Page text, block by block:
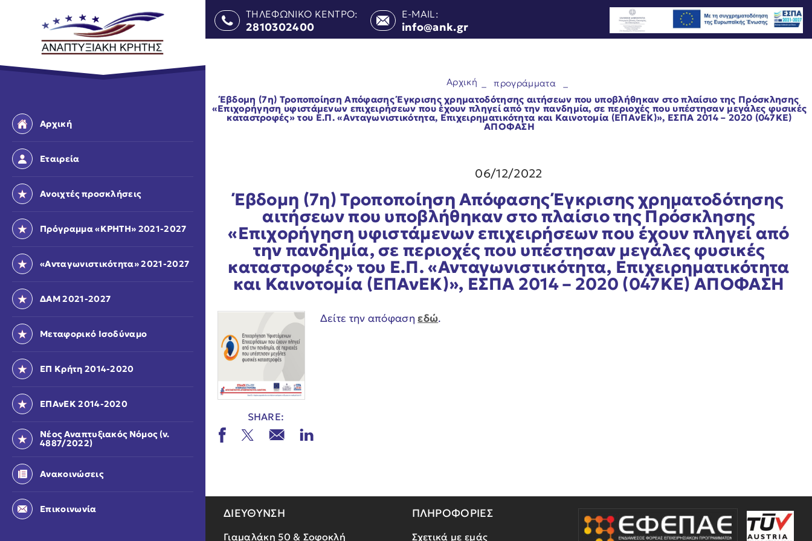
Αρχική
Εταιρεία
Ανοιχτές προσκλήσεις
Πρόγραμμα «ΚΡΗΤΗ» 2021-2027
«Ανταγωνιστικότητα» 2021-2027
ΔΑΜ 2021-2027
Μεταφορικό Ισοδύναμο
ΕΠ Κρήτη 2014-2020
ΕΠΑνΕΚ 2014-2020
Νέος Αναπτυξιακός Νόμος (ν.
4887/2022)
Ανακοινώσεις
Επικοινωνία
ΤΗΛΕΦΩΝΙΚΟ ΚΕΝΤΡΟ:
2810302400
E-MAIL:
info@ank.gr
Αρχική προγράμματα
Έβδομη (7η) Τροποποίηση Απόφασης Έγκρισης χρηματοδότησης αιτήσεων που υποβλήθηκαν στο πλαίσιο της Πρόσκλησης
«Επιχορήγηση υφιστάμενων επιχειρήσεων που έχουν πληγεί από την πανδημία, σε περιοχές που υπέστησαν μεγάλες φυσικές
καταστροφές» του Ε.Π. «Ανταγωνιστικότητα, Επιχειρηματικότητα και Καινοτομία (ΕΠΑνΕΚ)», ΕΣΠΑ 2014 – 2020 (047ΚΕ)
ΑΠΟΦΑΣΗ
06/12/2022
Έβδομη (7η) Τροποποίηση Απόφασης Έγκρισης χρηματοδότησης
αιτήσεων που υποβλήθηκαν στο πλαίσιο της Πρόσκλησης
«Επιχορήγηση υφιστάμενων επιχειρήσεων που έχουν πληγεί από
την πανδημία, σε περιοχές που υπέστησαν μεγάλες φυσικές
καταστροφές» του Ε.Π. «Ανταγωνιστικότητα, Επιχειρηματικότητα
και Καινοτομία (ΕΠΑνΕΚ)», ΕΣΠΑ 2014 – 2020 (047ΚΕ) ΑΠΟΦΑΣΗ
Δείτε την απόφασηεδώ.
SHARE:
ΔΙΕΥΘΥΝΣΗ
Γιαμαλάκη 50 & Σοφοκλή
ΠΛΗΡΟΦΟΡΙΕΣ
Σχετικά με εμάς